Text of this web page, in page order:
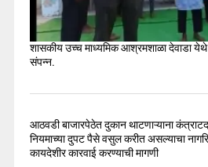
शासकीय उच्च माध्यमिक आश्रमशाळा देवाडा
संपन्न.
आठवडी बाजारपेठेत दुकान थाटणाऱ्याना
नियमाच्या दुपट पैसे वसुल करीत असल्याचा
कायदेशीर कारवाई करण्याची मागणी